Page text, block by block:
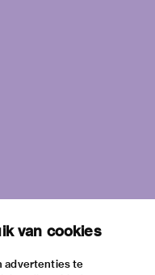
van cookies
advertenties te